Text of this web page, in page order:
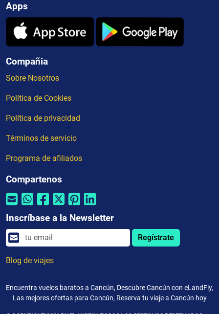
Apps
Compañia
Sobre Nosotros
Política de Cookies
Política de privacidad
Términos de servicio
Programa de afiliados
Compartenos
Inscríbase a la Newsletter
Regístrate
Blog de viajes
Encuentra vuelos baratos a Cancún, Descubre Cancún con eLandFly,
Las mejores ofertas para Cancún, Reserva tu viaje a Cancún hoy